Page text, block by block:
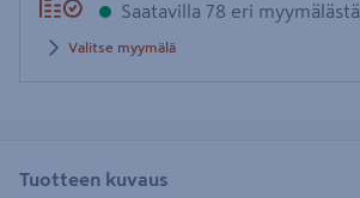
Saatavilla 78 eri myymälästä
Valitse myymälä
Tuotteen kuvaus